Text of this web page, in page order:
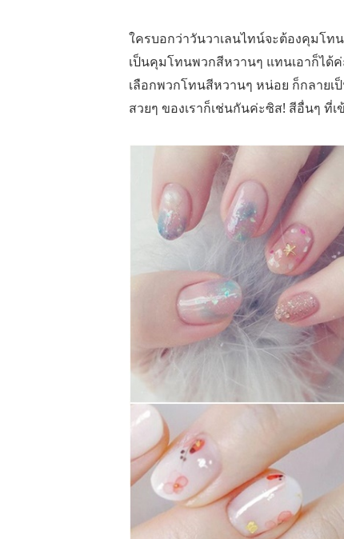
ใครบอกว่าวันวาเลนไทน์จะต้องคุมโท
เป็นคุมโทนพวกสีหวานๆ แทนเอาก็ได้
เลือกพวกโทนสีหวานๆ หน่อย ก็กลายเ
สวยๆ ของเราก็เช่นกันค่ะซิส! สีอื่นๆ ที่